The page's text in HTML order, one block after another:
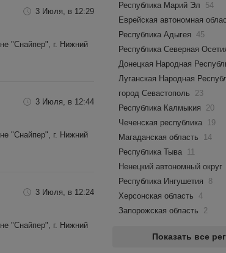
3 Июля, в 12:29
"Снайпер", г. Нижний
3 Июля, в 12:44
"Снайпер", г. Нижний
3 Июля, в 12:24
"Снайпер", г. Нижний
Республика Марий Эл
54
Еврейская автономная
Республика Адыгея
45
Республика Северная
Донецкая Народная
Луганская Народная
город Севастополь
23
Республика Калмыкия
20
Чеченская республика 19
Магаданская область
14
Республика Тыва 11
Ненецкий автономный округ
Республика Ингушетия
8
Херсонская область
4
Запорожская область
2
Показать все